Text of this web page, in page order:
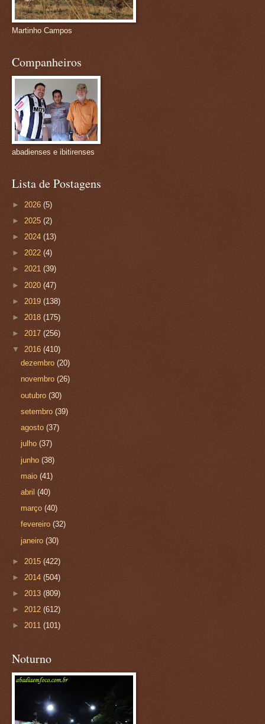
Martinho Campos
Companheiros
abadienses e ibitirenses
Lista de Postagens
► 2026 (5)
► 2025 (2)
► 2024 (13)
► 2022 (4)
► 2021 (39)
► 2020 (47)
► 2019 (138)
► 2018 (175)
► 2017 (256)
▼ 2016 (410)
dezembro(20)
novembro(26)
outubro(30)
setembro(39)
agosto(37)
julho(37)
junho(38)
maio(41)
abril(40)
março(40)
fevereiro(32)
janeiro(30)
► 2015 (422)
► 2014 (504)
► 2013 (809)
► 2012 (612)
► 2011 (101)
Noturno